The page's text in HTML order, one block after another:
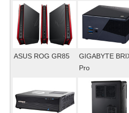
ASUS ROG GR85
GIGABYTE
Pro